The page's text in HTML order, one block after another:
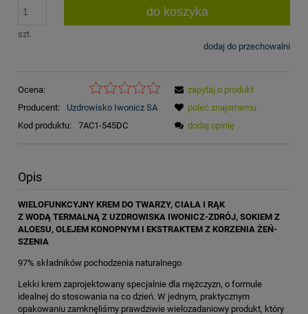
szt.
do koszyka
dodaj do przechowalni
Ocena:
Producent:
Uzdrowisko Iwonicz SA
Kod produktu:
7AC1-545DC
zapytaj o produkt
poleć znajomemu
dodaj opinię
Opis
WIELOFUNKCYJNY KREM DO TWARZY, CIAŁA I RĄK
Z WODĄ TERMALNĄ Z UZDROWISKA IWONICZ-ZDRÓJ, SOKIEM Z
ALOESU, OLEJEM KONOPNYM I EKSTRAKTEM Z KORZENIA ŻEŃ-
SZENIA
97% składników pochodzenia naturalnego
Lekki krem zaprojektowany specjalnie dla mężczyzn, o formule
idealnej do stosowania na co dzień. W jednym, praktycznym
opakowaniu zamknęliśmy prawdziwie wielozadaniowy produkt, który